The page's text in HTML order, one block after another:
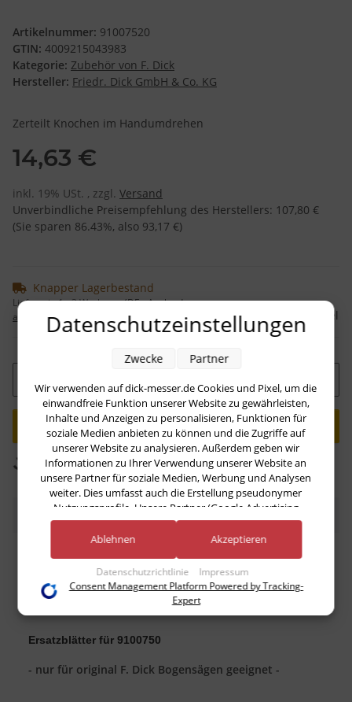
Artikelnummer: 91007520
GTIN: 4009215043983
Kategorie: Zubehör von F. Dick
Hersteller: Friedr. Dick GmbH & Co. KG
Zerteilt Knochen im Handumdrehen
14,63 €
inkl. 19% USt. , zzgl. Versand
Unverbindliche Preisempfehlung des Herstellers: 107,80 €
(Sie sparen 86.43%, also 93,17 €)
Knapper Lagerbestand
Lieferzeit:1 - 3 Werktage(DE - Ausland
abweichend)
Frage zum Artikel
Loading... Komponenten werden geladen ...
Das aggressive Sägeblatt aus Normalstahl zerteilt
Knochen im Handumdrehen. Passend für die F. DICK
Bogensäge.
Ersatzblätter für 9100750
- nur für original F. Dick Bogensägen geeignet -
Datenschutzeinstellungen
Wir verwenden auf dick-messer.de Cookies und Pixel, um die
einwandfreie Funktion unserer Website zu gewährleisten,
Inhalte und Anzeigen zu personalisieren, Funktionen für
soziale Medien anbieten zu können und die Zugriffe auf
unserer Website zu analysieren. Außerdem geben wir
Informationen zu Ihrer Verwendung unserer Website an
unsere Partner für soziale Medien, Werbung und Analysen
weiter. Dies umfasst auch die Erstellung pseudonymer
Nutzungsprofile. Unsere Partner (Google Advertising
Products) führen diese Informationen möglicherweise mit
weiteren Daten zusammen, die Sie ihnen bereitgestellt haben
im Rahmen Ihrer Nutzung der Dienste gesammelt haben
(bspw. Nutzungsdaten anderer Geräte). Ihre Einwilligung zur
Nutzung von Cookies und Pixeln können Sie jederzeit
widerrufen, indem Sie auf den Datenschutz-Button links
vornehmen.
Zwecke der Datenverarbeitung durch unsere Partner:
Datenschutzrichtlinie Impressum
Zwecke Partner
Ablehnen Akzeptieren
Consent Management Platform Powered by Tracking-
Expert